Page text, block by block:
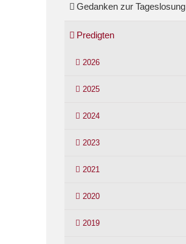
Gedanken zur Tageslosung
Predigten
2026
2025
2024
2023
2021
2020
2019